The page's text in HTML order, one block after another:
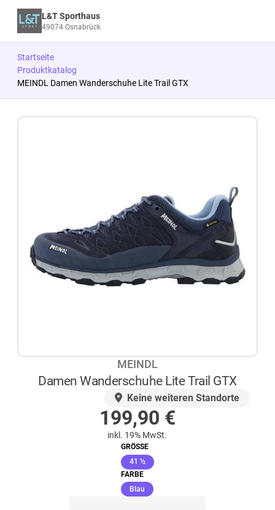
L&T Sporthaus
49074 Osnabrück
Startseite
Produktkatalog
MEINDL Damen Wanderschuhe Lite Trail GTX
MEINDL
Damen Wanderschuhe Lite Trail GTX
Keine weiteren Standorte
199,90 €
inkl. 19% MwSt.
GRÖSSE
41 ½(ausgewählt)
FARBE
Blau (ausgewählt)